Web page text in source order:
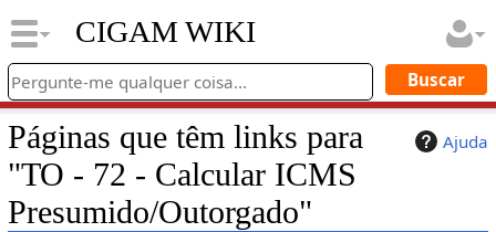
CIGAM WIKI
Ajuda
Páginas que têm links para
"TO - 72 - Calcular ICMS
Presumido/Outorgado"